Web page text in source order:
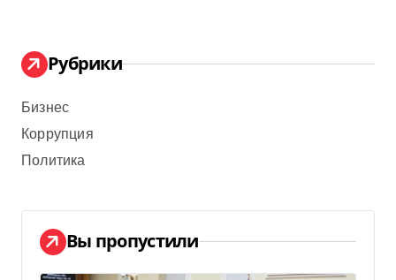
Рубрики
Бизнес
Коррупция
Политика
Вы пропустили